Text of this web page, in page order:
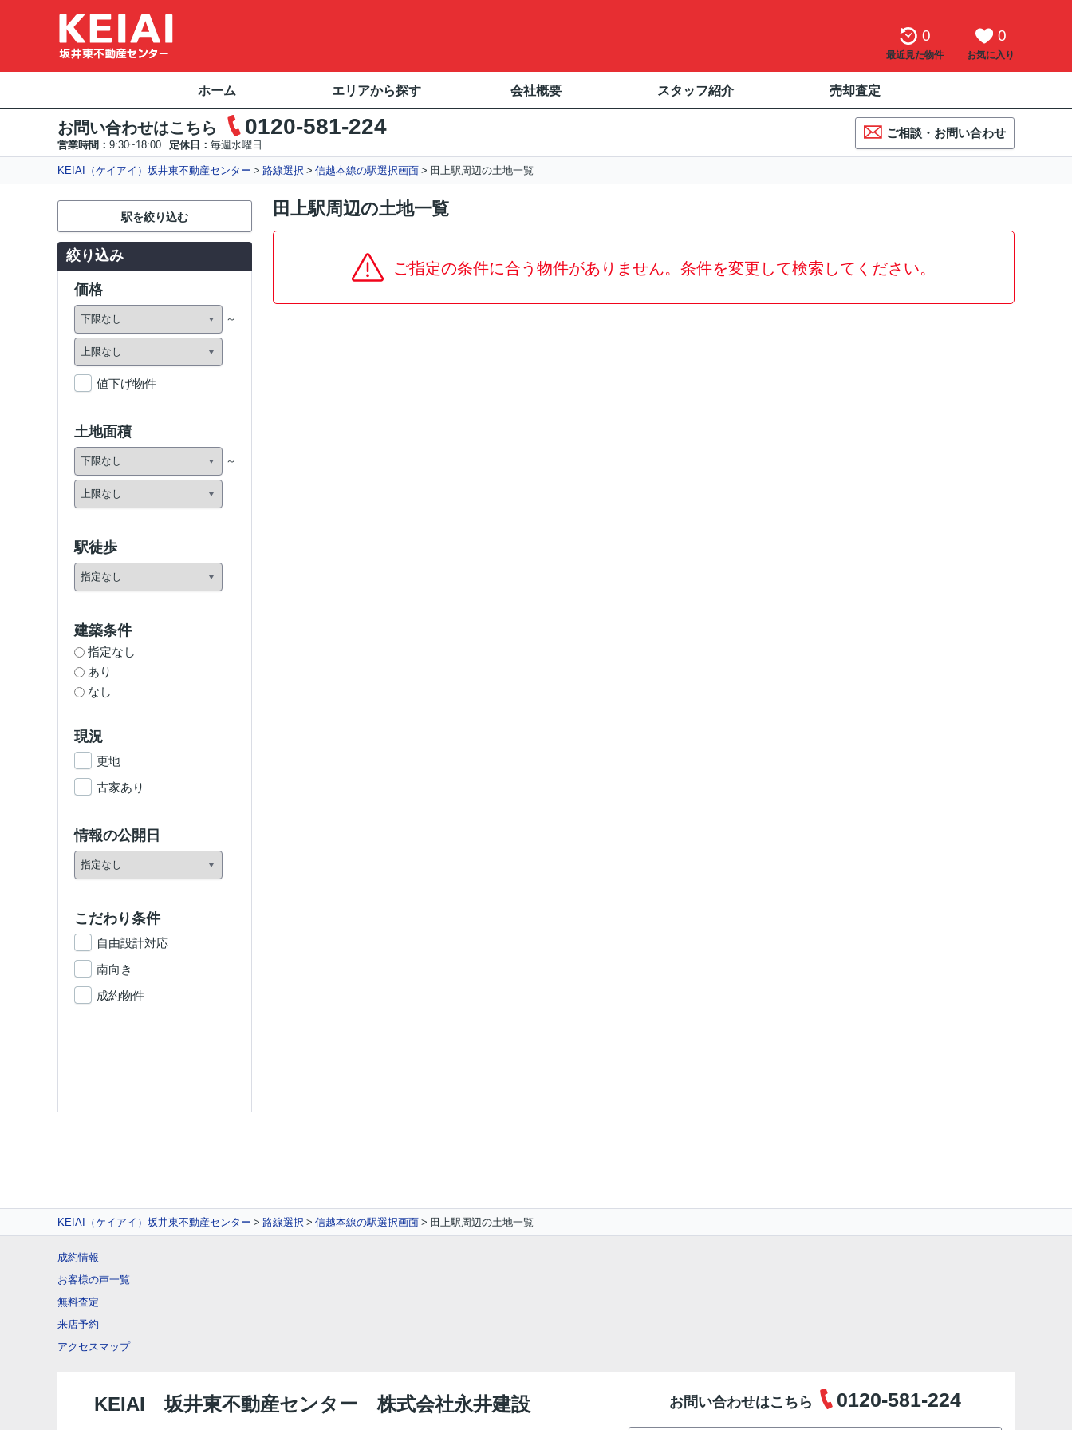
0
最近見た物件
0
お気に入り
ホーム エリアから探す 会社概要 スタッフ紹介 売却査定
お問い合わせはこちら 0120-581-224
営業時間： 9:30~18:00 定休日： 毎週水曜日
ご相談・お問い合わせ
KEIAI（ケイアイ）坂井東不動産センター 路線選択 信越本線の駅選択画面 田上駅周辺の土地一覧
田上駅周辺の土地一覧
ご指定の条件に合う物件がありません。条件を変更して検索してください。
駅を絞り込む
絞り込み
価格
値下げ物件
土地面積
駅徒歩
建築条件
指定なし
あり
なし
現況
更地
古家あり
情報の公開日
こだわり条件
自由設計対応
南向き
成約物件
KEIAI（ケイアイ）坂井東不動産センター 路線選択 信越本線の駅選択画面 田上駅周辺の土地一覧
成約情報
お客様の声一覧
無料査定
来店予約
アクセスマップ
KEIAI 坂井東不動産センター 株式会社永井建設 お問い合わせはこちら 0120-581-224